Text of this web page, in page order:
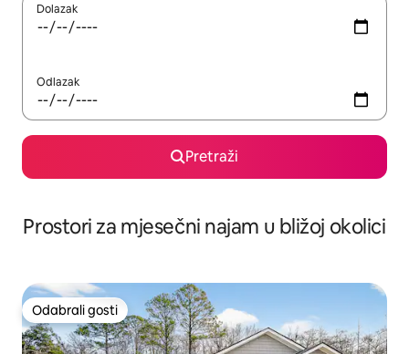
Dolazak
Odlazak
Pretraži
Prostori za mjesečni najam u bližoj okolici
Odabrali gosti
Odabrali gosti